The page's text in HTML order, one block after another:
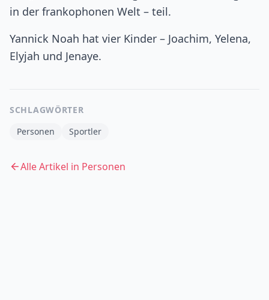
in der frankophonen Welt – teil.
Yannick Noah hat vier Kinder – Joachim, Yelena,
Elyjah und Jenaye.
SCHLAGWÖRTER
Personen
Sportler
Alle Artikel in Personen